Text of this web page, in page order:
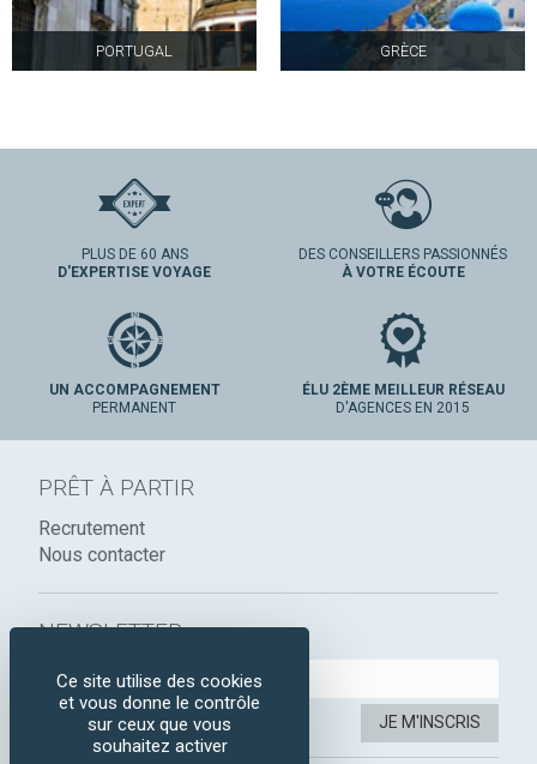
PORTUGAL GRÈCE
PLUS DE 60 ANS
D'EXPERTISE VOYAGE
DES CONSEILLERS PASSIONNÉS
À VOTRE ÉCOUTE
UN ACCOMPAGNEMENT
PERMANENT
ÉLU 2ÈME MEILLEUR RÉSEAU
D'AGENCES EN 2015
PRÊT À PARTIR
Recrutement
Nous contacter
NEWSLETTER :
JE M'INSCRIS
Ce site utilise des cookies
et vous donne le contrôle
sur ceux que vous
souhaitez activer